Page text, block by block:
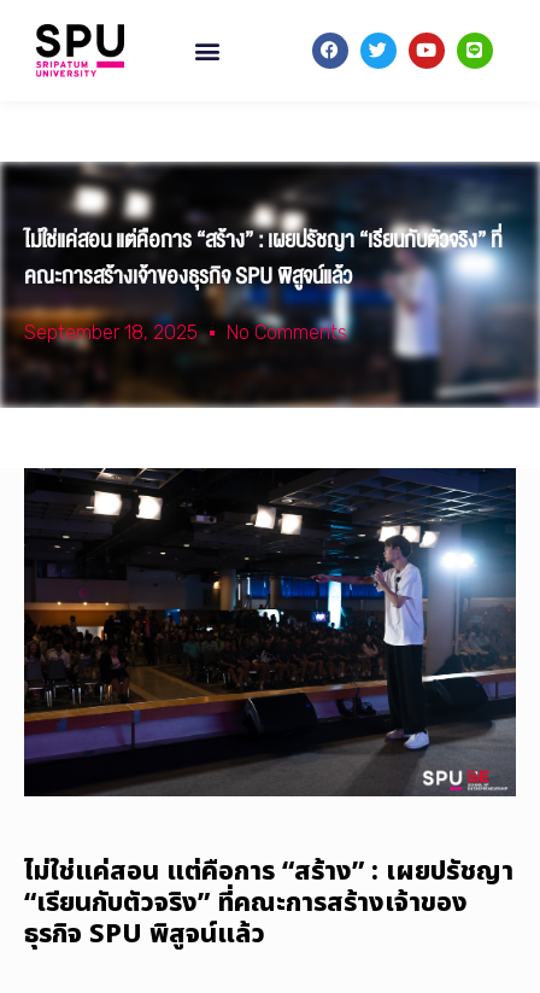
ไม่ใช่แค่สอน แต่คือการ “สร้าง” : เผยปรัชญา “เรียนกับตัวจริง” ที่
คณะการสร้างเจ้าของธุรกิจ SPU พิสูจน์แล้ว
September 18, 2025 No Comments
ไม่ใช่แค่สอน แต่คือการ “สร้าง” : เผยปรัชญา
“เรียนกับตัวจริง” ที่คณะการสร้างเจ้าของ
ธุรกิจ SPU พิสูจน์แล้ว